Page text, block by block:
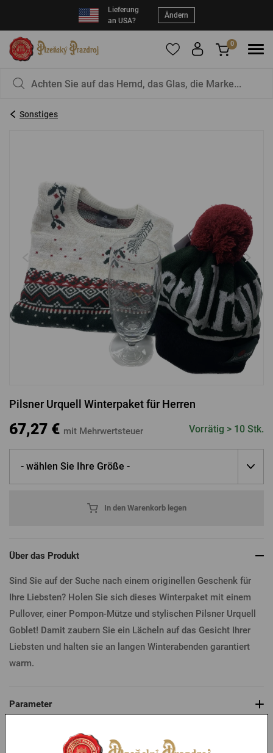
Lieferung
an USA?
Ändern
registrieren Sie sich
Kennwort:
EINLOGGEN
Vergessenes Passwort Neue Registrierung
ANMELDUNG ÜBER FACEBOOK
ANMELDUNG ÜBER GOOGLE
0
Sonstiges
Pilsner Urquell Winterpaket für Herren
67,27 € mit Mehrwertsteuer Vorrätig > 10 Stk.
- wählen Sie Ihre Größe -
In den Warenkorb legen
Über das Produkt
Sind Sie auf der Suche nach einem originellen Geschenk für
Ihre Liebsten? Holen Sie sich dieses Winterpaket mit einem
Pullover, einer Pompon-Mütze und stylischen Pilsner Urquell
Goblet! Damit zaubern Sie ein Lächeln auf das Gesicht Ihrer
Liebsten und halten sie an langen Winterabenden garantiert
warm.
Parameter
Tabelle der Größen